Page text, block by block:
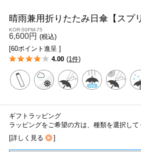
晴雨兼用折りたたみ日傘【スプ
KOR-50PM-75
6,600円 (税込)
[60ポイント進呈 ]
4.00 (1件)
ギフトラッピング
ラッピングをご希望の方は、種類を選択して
[詳しく見る ]